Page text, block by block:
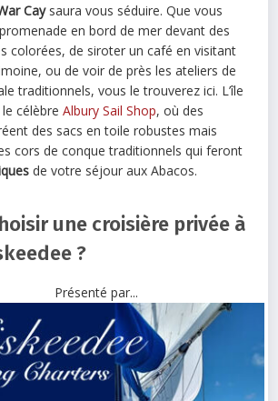
Caysaura vous séduire. Que vous
en bord de mer devant des
colorées, de siroter un café en visitant
ou de voir de près les ateliers de
traditionnels, vous le trouverez ici. L’île
le célèbreAlbury Sail Shop, où des
des sacs en toile robustes mais
cors de conque traditionnels qui feront
de votre séjour aux Abacos.
une croisière privée à
?
Présenté par...